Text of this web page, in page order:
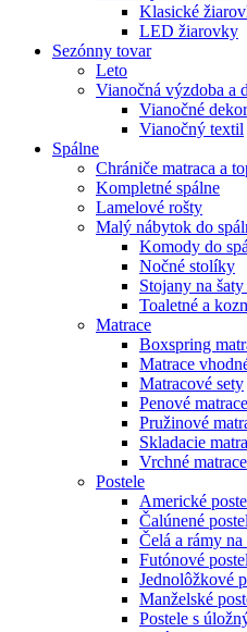
Klasické
LED žiarovky
Sezónny tovar
Leto
Vianočná výzdoba a
Vianočné
Vianočný textil
Spálne
Chrániče matraca a
Kompletné spálne
Lamelové rošty
Malý nábytok do
Komody do
Nočné stolíky
Stojany na
Toaletné a
Matrace
Boxspring
Matrace
Matracové sety
Penové matrace
Pružinové
Skladacie
Vrchné matrace
Postele
Americké
Čalúnené
Čelá a rámy
Futónové
Jednolôžkové
Manželské
Postele s